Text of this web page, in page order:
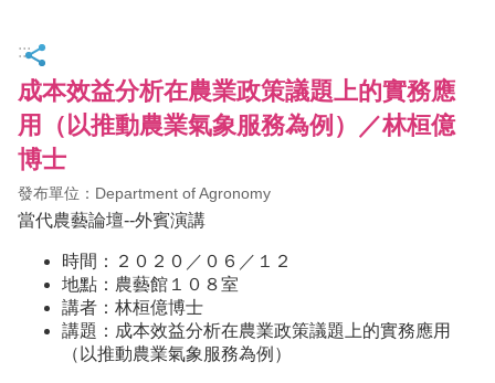
:::
成本效益分析在農業政策議題上的實務應
用（以推動農業氣象服務為例）／林桓億
博士
發布單位：Department of Agronomy
當代農藝論壇--外賓演講
時間：２０２０／０６／１２
地點：農藝館１０８室
講者：林桓億博士
講題：成本效益分析在農業政策議題上的實務應用
（以推動農業氣象服務為例）